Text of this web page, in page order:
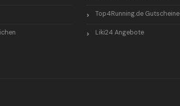
Top4Running.de Gutscheine
Liki24 Angebote